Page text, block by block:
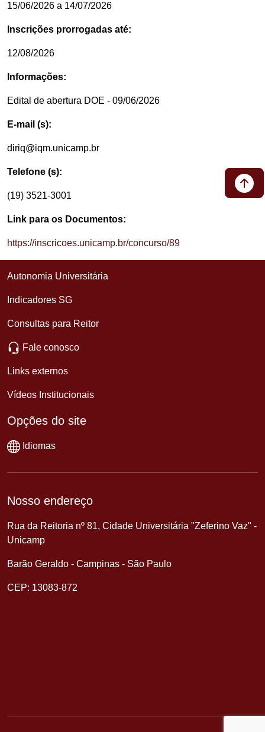
15/06/2026 a 14/07/2026
Inscrições prorrogadas até:
12/08/2026
Informações:
Edital de abertura DOE - 09/06/2026
E-mail (s):
diriq@iqm.unicamp.br
Telefone (s):
(19) 3521-3001
Link para os Documentos:
https://inscricoes.unicamp.br/concurso/89
Autonomia Universitária
Indicadores SG
Consultas para Reitor
Fale conosco
Links externos
Vídeos Institucionais
Opções do site
Idiomas
Nosso endereço
Rua da Reitoria nº 81, Cidade Universitária "Zeferino Vaz" -
Unicamp
Barão Geraldo - Campinas - São Paulo
CEP: 13083-872